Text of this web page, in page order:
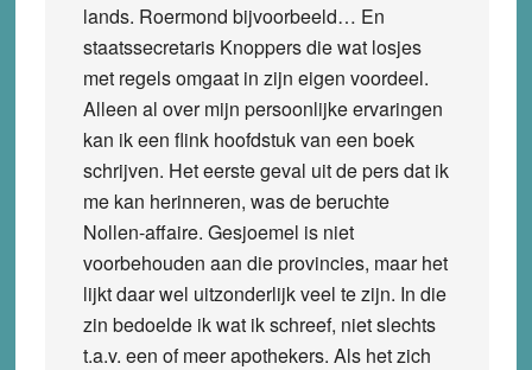
lands. Roermond bijvoorbeeld… En
staatssecretaris Knoppers die wat losjes
met regels omgaat in zijn eigen voordeel.
Alleen al over mijn persoonlijke ervaringen
kan ik een flink hoofdstuk van een boek
schrijven. Het eerste geval uit de pers dat ik
me kan herinneren, was de beruchte
Nollen-affaire. Gesjoemel is niet
voorbehouden aan die provincies, maar het
lijkt daar wel uitzonderlijk veel te zijn. In die
zin bedoelde ik wat ik schreef, niet slechts
t.a.v. een of meer apothekers. Als het zich